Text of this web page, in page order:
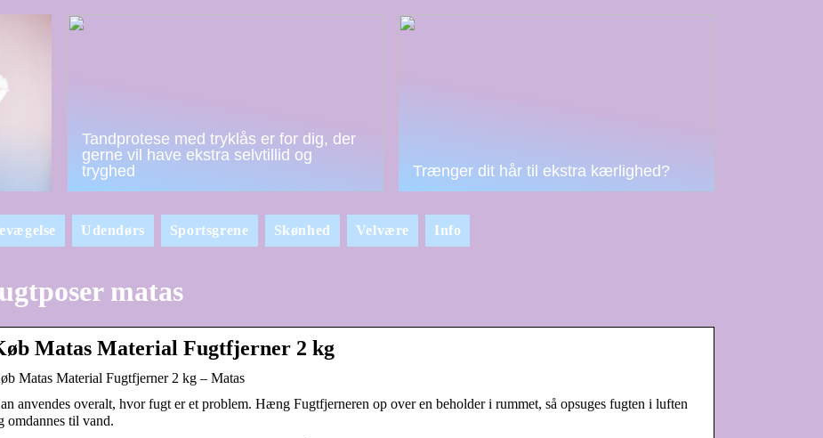
Tandprotese med tryklås er for dig, der
gerne vil have ekstra selvtillid og
tryghed
Trænger dit hår til ekstra kærlighed?
Udendørs Sportsgrene Skønhed Velvære Info
matas
Matas Material Fugtfjerner 2 kg
Matas Material Fugtfjerner 2 kg – Matas
anvendes overalt, hvor fugt er et problem. Hæng Fugtfjerneren op over en beholder i rummet, så opsuges fugten i luften
omdannes til vand.